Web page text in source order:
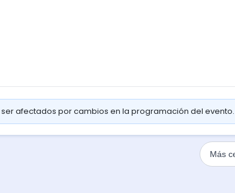
afectados por cambios en la programación del evento.